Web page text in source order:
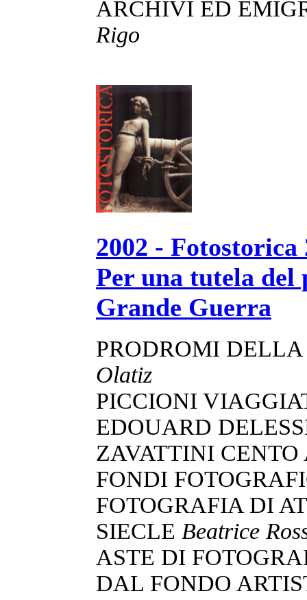
ARCHIVI ED
Rigo
2002 - Fotostorica
Per una tutela
Grande Guerra
PRODROMI
Olatiz
PICCIONI
EDOUARD
ZAVATTINI
FONDI
FOTOGRAFIA DI
SIECLE Beatrice
ASTE DI
DAL FONDO